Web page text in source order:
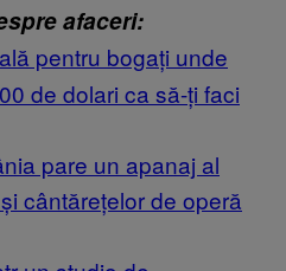
afaceri:
pentru bogați unde
de dolari ca să-ți faci
pare un apanaj al
cântărețelor de operă